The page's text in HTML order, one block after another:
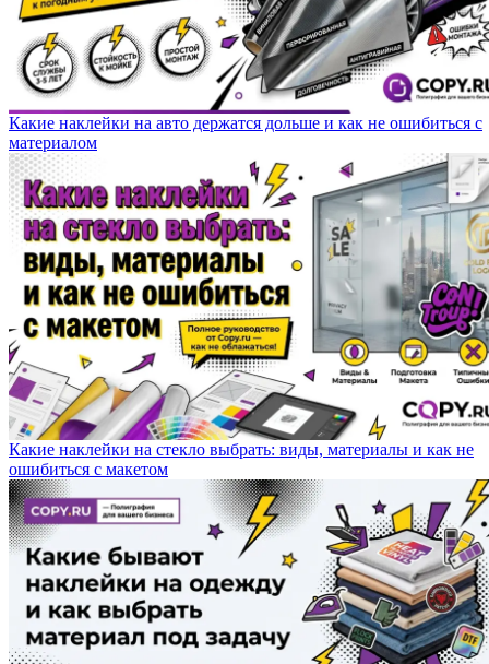
Какие наклейки на авто держатся дольше и как не ошибиться с
материалом
Какие наклейки на стекло выбрать: виды, материалы и как не
ошибиться с макетом